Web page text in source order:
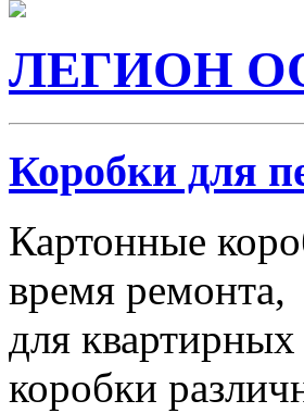
ЛЕГИОН
Коробки для
Картонные
время ремонта,
для
коробки